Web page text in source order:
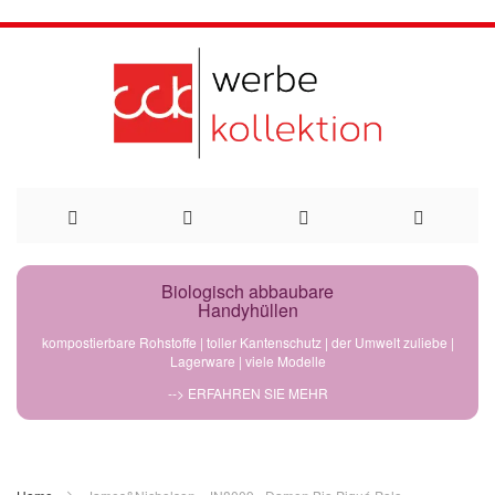
Direkt
Biologisch abbaubare
Handyhüllen
kompostierbare Rohstoffe | toller Kantenschutz | der Umwelt zuliebe |
Lagerware | viele Modelle
--> ERFAHREN SIE MEHR